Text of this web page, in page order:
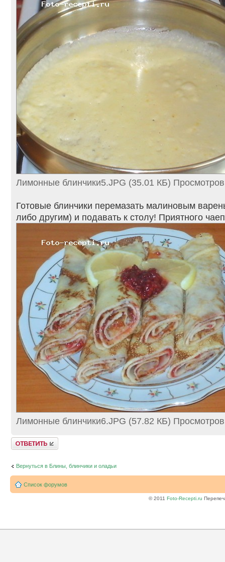
Лимонные блинчики5.JPG (35.01 КБ)
Готовые блинчики перемазать малиновым
либо другим) и подавать к столу! Приятного
Лимонные блинчики6.JPG (57.82 КБ)
Ответить
Вернуться в Блины, блинчики и оладьи
Список форумов
© 2011 Foto-Recepti.ru